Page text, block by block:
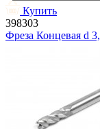
Купить
398303
Фреза Концевая d